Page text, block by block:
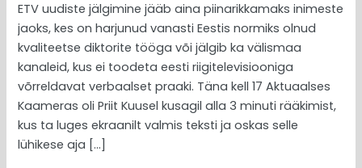
ETV uudiste jälgimine jääb aina piinarikkamaks inimeste
jaoks, kes on harjunud vanasti Eestis normiks olnud
kvaliteetse diktorite tööga või jälgib ka välismaa
kanaleid, kus ei toodeta eesti riigitelevisiooniga
võrreldavat verbaalset praaki. Täna kell 17 Aktuaalses
Kaameras oli Priit Kuusel kusagil alla 3 minuti rääkimist,
kus ta luges ekraanilt valmis teksti ja oskas selle
lühikese aja […]